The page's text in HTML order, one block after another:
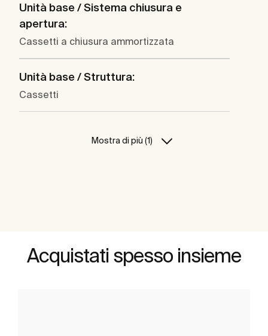
Unità base / Sistema chiusura e
apertura:
Cassetti a chiusura ammortizzata
Unità base / Struttura:
Cassetti
Mostra di più (1)
Acquistati spesso insieme